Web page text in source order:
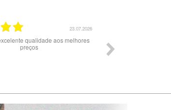
Olá agradeço o serviço prestado tudo correu
dentro do previsto eu recomendo a compra nesta
loja produtos de qualidade e originais.